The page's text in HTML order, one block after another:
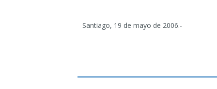
Santiago, 19 de mayo de 2006.-